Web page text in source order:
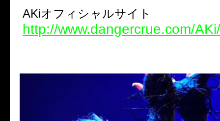
AKiオフィシャルサイト
http://www.dangercrue.com/AKi/